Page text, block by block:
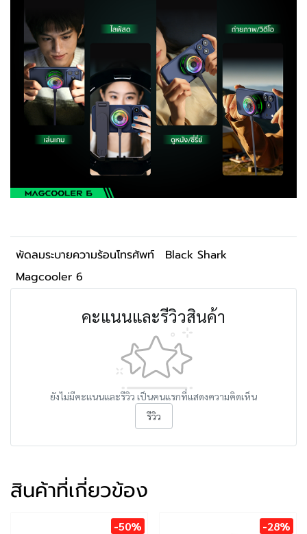
พัดลมระบายความร้อนโทรศัพท์
Black Shark
Magcooler 6
คะแนนและรีวิวสินค้า
ยังไม่มีคะแนนและรีวิว เป็นคนแรกที่แสดงความคิดเห็น
รีวิว
สินค้าที่เกี่ยวข้อง
-50% -28%